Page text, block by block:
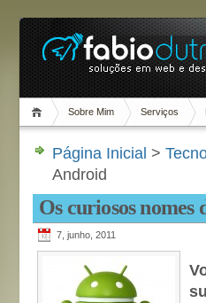
Sobre Mim Serviços
Página Inicial >
Android
Os curiosos nomes
7, junho, 2011